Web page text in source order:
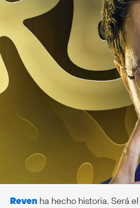
Reven ha hecho historia. Será el